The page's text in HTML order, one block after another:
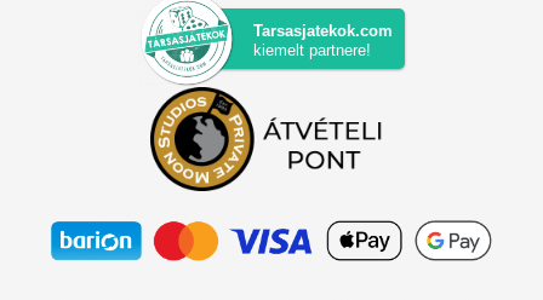
Tarsasjatekok.com
kiemelt partnere!